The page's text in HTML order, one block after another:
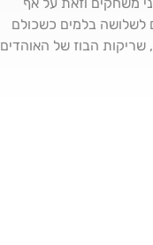
בלמים כשכולם
שריקות הבוז של האוהדים